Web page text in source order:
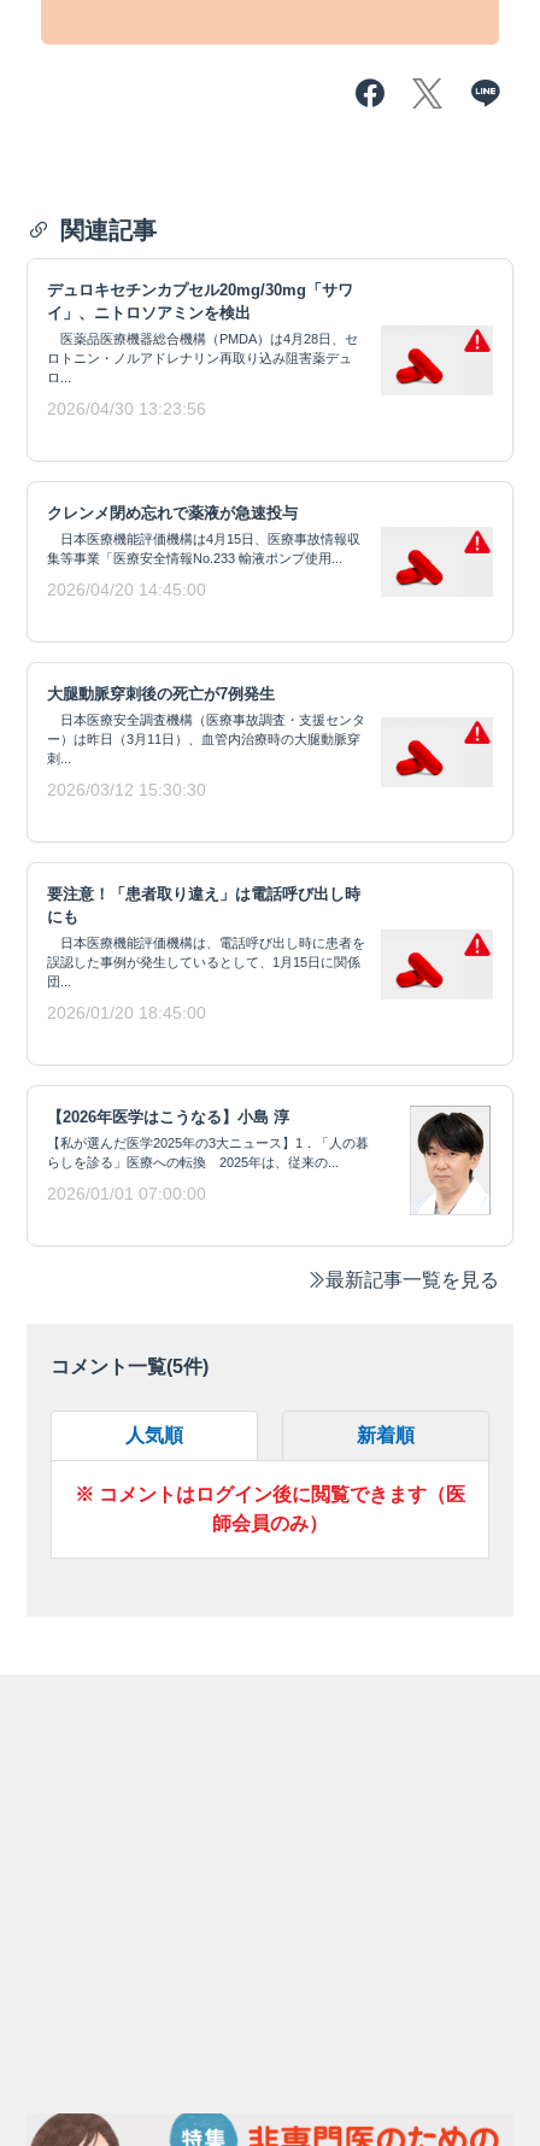
関連記事
デュロキセチンカプセル20mg/30mg「サワ
イ」、ニトロソアミンを検出
医薬品医療機器総合機構（PMDA）は4月28日、セ
ロトニン・ノルアドレナリン再取り込み阻害薬デュ
ロ...
2026/04/30 13:23:56
クレンメ閉め忘れで薬液が急速投与
日本医療機能評価機構は4月15日、医療事故情報収
集等事業「医療安全情報No.233 輸液ポンプ使用...
2026/04/20 14:45:00
大腿動脈穿刺後の死亡が7例発生
日本医療安全調査機構（医療事故調査・支援センタ
ー）は昨日（3月11日）、血管内治療時の大腿動脈穿
刺...
2026/03/12 15:30:30
要注意！「患者取り違え」は電話呼び出し時
にも
日本医療機能評価機構は、電話呼び出し時に患者を
誤認した事例が発生しているとして、1月15日に関係
団...
2026/01/20 18:45:00
【2026年医学はこうなる】小島 淳
【私が選んだ医学2025年の3大ニュース】1．「人の暮
らしを診る」医療への転換 2025年は、従来の...
2026/01/01 07:00:00
最新記事一覧を見る
コメント一覧(5件)
人気順 新着順
※ コメントはログイン後に閲覧できます（医
師会員のみ）